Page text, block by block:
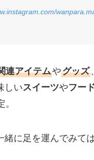
連アイテムやグッズ、
しいスイーツやフー
緒に足を運んでみて